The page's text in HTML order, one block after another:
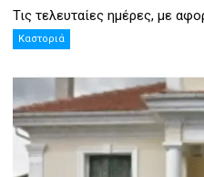
Τις τελευταίες ημέρες, με
Καστοριά